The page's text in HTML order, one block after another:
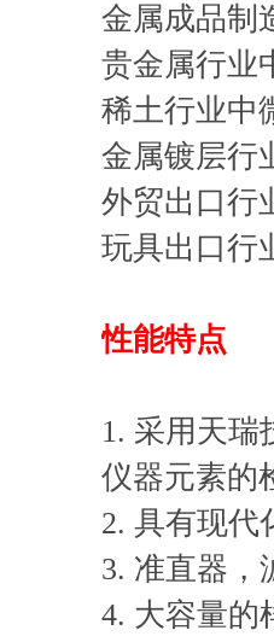
金属成品制
贵金属行业
稀土行业中
金属镀层行
外贸出口行
玩具出口行
性能特点
1. 采用天
仪器元素的
2. 具有现代
3. 准直器，
4. 大容量的